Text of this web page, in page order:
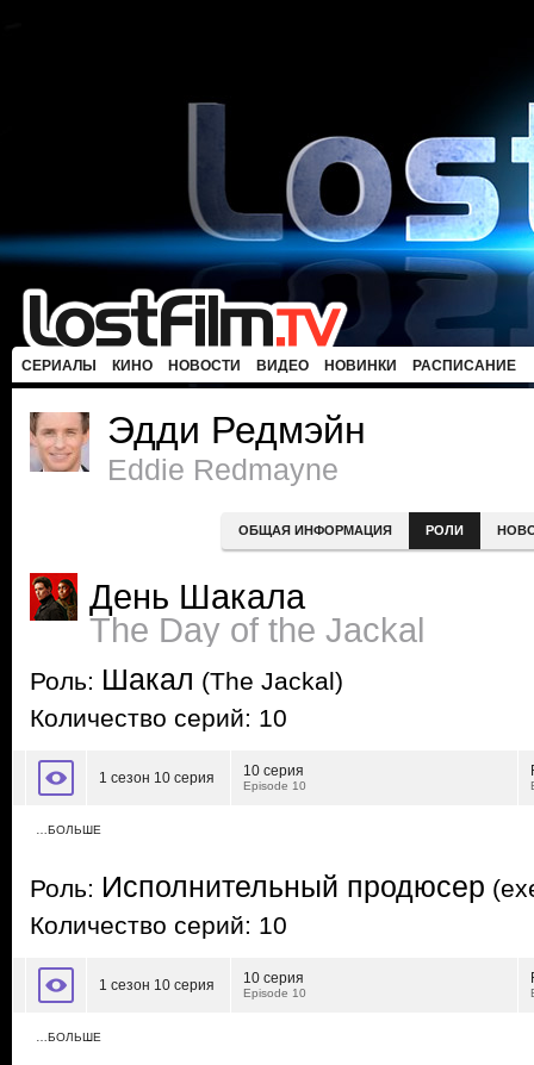
СЕРИАЛЫ КИНО НОВОСТИ ВИДЕО НОВИНКИ РАСПИСАНИЕ
Эдди Редмэйн
Eddie Redmayne
ОБЩАЯ ИНФОРМАЦИЯ РОЛИ
День Шакала
The Day of the Jackal
Роль: Шакал (The Jackal)
Количество серий: 10
1 сезон 10 серия 10 серия
Episode 10
…БОЛЬШЕ
Роль: Исполнительный продюсер
Количество серий: 10
1 сезон 10 серия 10 серия
Episode 10
…БОЛЬШЕ